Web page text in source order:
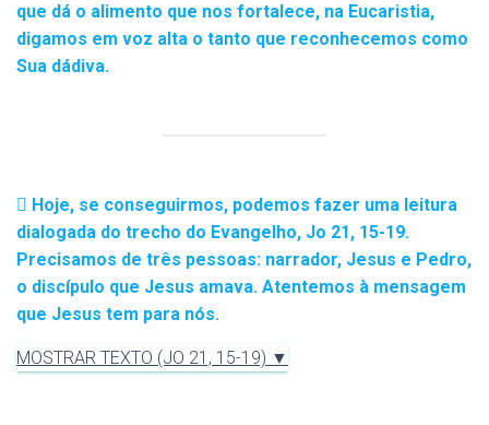
que dá o alimento que nos fortalece, na Eucaristia,
digamos em voz alta o tanto que reconhecemos como
Sua dádiva.
Hoje, se conseguirmos, podemos fazer uma leitura
dialogada do trecho do Evangelho, Jo 21, 15-19.
Precisamos de três pessoas: narrador, Jesus e Pedro,
o discípulo que Jesus amava. Atentemos à mensagem
que Jesus tem para nós.
MOSTRAR TEXTO (JO 21, 15-19) ▼